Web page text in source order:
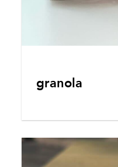
granola